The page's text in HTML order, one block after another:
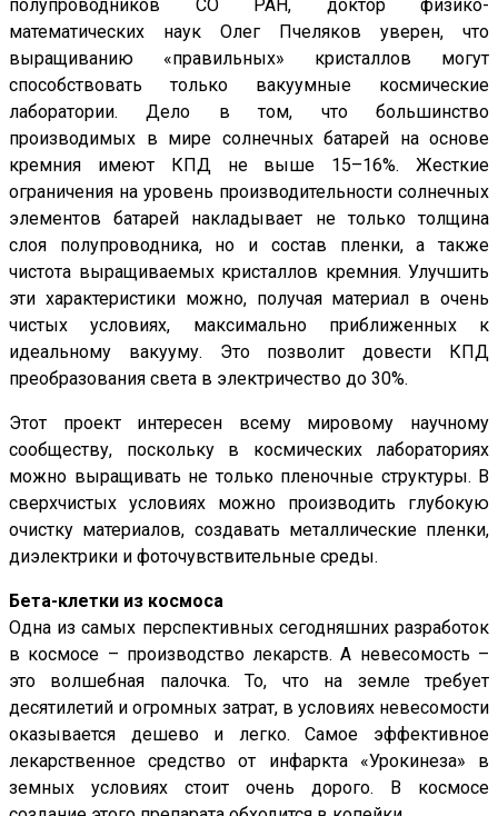
полупроводников СО РАН, доктор физико-
математических наук Олег Пчеляков уверен, что
выращиванию «правильных» кристаллов могут
способствовать только вакуумные космические
лаборатории. Дело в том, что большинство
производимых в мире солнечных батарей на основе
кремния имеют КПД не выше 15–16%. Жесткие
ограничения на уровень производительности солнечных
элементов батарей накладывает не только толщина
слоя полупроводника, но и состав пленки, а также
чистота выращиваемых кристаллов кремния. Улучшить
эти характеристики можно, получая материал в очень
чистых условиях, максимально приближенных к
идеальному вакууму. Это позволит довести КПД
преобразования света в электричество до 30%.
Этот проект интересен всему мировому научному
сообществу, поскольку в космических лабораториях
можно выращивать не только пленочные структуры. В
сверхчистых условиях можно производить глубокую
очистку материалов, создавать металлические пленки,
диэлектрики и фоточувствительные среды.
Бета-клетки из космоса
Одна из самых перспективных сегодняшних разработок
в космосе – производство лекарств. А невесомость –
это волшебная палочка. То, что на земле требует
десятилетий и огромных затрат, в условиях невесомости
оказывается дешево и легко. Самое эффективное
лекарственное средство от инфаркта «Урокинеза» в
земных условиях стоит очень дорого. В космосе